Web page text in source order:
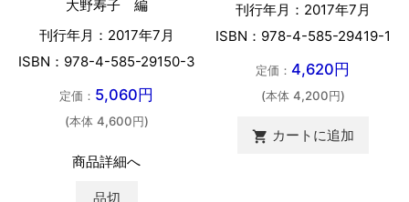
大野寿子 編
刊行年月：2017年7月
ISBN：978-4-585-29150-3
定価： 5,060円
(本体 4,600円)
商品詳細へ
品切
刊行年月：2017年7月
ISBN：978-4-585-29419-1
定価： 4,620円
(本体 4,200円)
 カートに追加